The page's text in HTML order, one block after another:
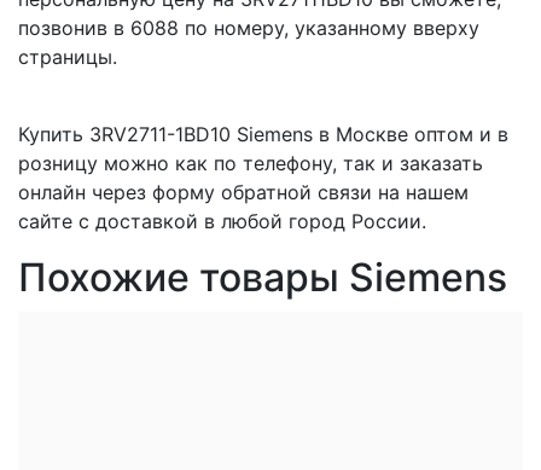
позвонив в 6088 по номеру, указанному вверху
страницы.
Купить 3RV2711-1BD10 Siemens в Москве оптом и в
розницу можно как по телефону, так и заказать
онлайн через форму обратной связи на нашем
сайте с доставкой в любой город России.
Похожие товары Siemens